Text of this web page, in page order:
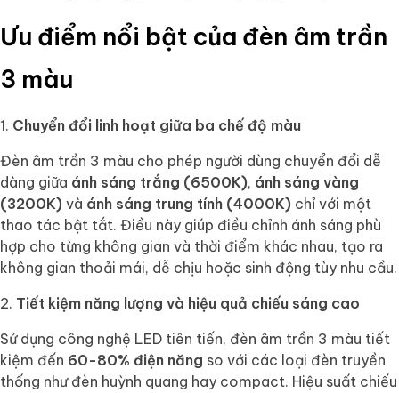
Ưu điểm nổi bật của đèn âm trần
3 màu
Chuyển đổi linh hoạt giữa ba chế độ màu
Đèn âm trần 3 màu cho phép người dùng chuyển đổi dễ
dàng giữa ánh sáng trắng (6500K), ánh sáng vàng
(3200K) và ánh sáng trung tính (4000K) chỉ với một
thao tác bật tắt. Điều này giúp điều chỉnh ánh sáng phù
hợp cho từng không gian và thời điểm khác nhau, tạo ra
không gian thoải mái, dễ chịu hoặc sinh động tùy nhu cầu.
Tiết kiệm năng lượng và hiệu quả chiếu sáng cao
Sử dụng công nghệ LED tiên tiến, đèn âm trần 3 màu tiết
kiệm đến 60-80% điện năng so với các loại đèn truyền
thống như đèn huỳnh quang hay compact. Hiệu suất chiếu